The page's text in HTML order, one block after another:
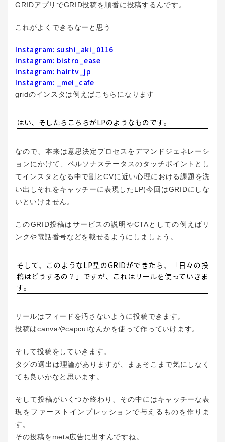
GRIDアプリでGRID投稿を順番に投稿するんです。
これがよくできるなーと思う
Instagram: sushi_aki_0116
Instagram: bistro_ease
Instagram: hairtv_jp
Instagram: _mei_cafe
gridのインスタは例えばこちらになります
はい、そしたらこちらがLPのようなものです。
なので、本来は意思決定プロセスをデマンドジェネレーシ
ョンにかけて、ペルソナステータスのタッチポイントとし
てインスタとなる中で割とCVに近い心理における課題を洗
い出しそれをキャッチーに表現したLP(今回はGRIDにしな
いといけません。
このGRID投稿はサービスの説明やCTAとしての例えばリ
ンクや電話番号などを載せるようにしましょう。
そして、このようなLP型のGRIDができたら、「日々の投
稿はどうするの？」ですが、これはリールを使っていきま
す。
リールはフィードを汚さないように投稿できます。
投稿はcanvaやcapcutなんかを使って作っていけます。
そして投稿をしていきます。
タグの選出は理論がありますが、まぁそこまで気にしなく
ても良いかなと思います。
そして投稿がいくつか終わり、その中にはキャッチーな表
現をファーストインプレッションで与えるものを作りま
す。
その投稿をmeta広告に出すんですね。